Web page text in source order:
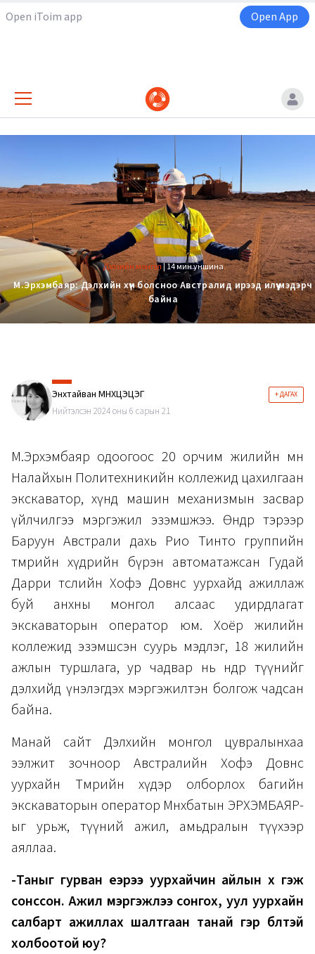
Open iToim app Open App
Дэлхийн монгол|14 мин уншина
М.Эрхэмбаяр: Дэлхийн хүн болсноо Австралид ирээд илүү мэдэрч
байна
Энхтайван МӨНХЦЭЦЭГ + ДАГАХ
Нийтэлсэн 2024 оны 6 сарын 21
М.Эрхэмбаяр одоогоос 20 орчим жилийн өмнө
Налайхын Политехникийн коллежид цахилгаан
экскаватор, хүнд машин механизмын засвар
үйлчилгээ мэргэжил эзэмшжээ. Өнөөдөр тэрээр
Баруун Австрали дахь Рио Тинто группийн
төмрийн хүдрийн бүрэн автоматажсан Гудай
Дарри төслийн Хофэ Довнс уурхайд ажиллаж
буй анхны монгол алсаас удирдлагат
экскаваторын оператор юм. Хоёр жилийн
коллежид эзэмшсэн суурь мэдлэг, 18 жилийн
ажлын туршлага, ур чадвар нь өнөөдөр түүнийг
дэлхийд үнэлэгдэх мэргэжилтэн болгож чадсан
байна.
Манай сайт Дэлхийн монгол цувралынхаа
ээлжит зочноор Австралийн Хофэ Довнс
уурхайн Төмрийн хүдэр олборлох багийн
экскаваторын оператор Мөнхбатын ЭРХЭМБАЯР-
ыг урьж, түүний ажил, амьдралын түүхээр
аяллаа.
-Таныг гурван үеэрээ уурхайчин айлын хүү гэж
сонссон. Ажил мэргэжлээ сонгох, уул уурхайн
салбарт ажиллах шалтгаан танай гэр бүлтэй
холбоотой юу?